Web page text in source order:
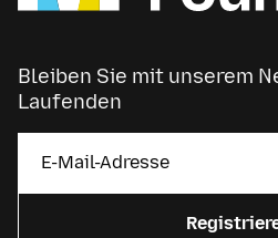
Bleiben Sie mit unserem
Laufenden